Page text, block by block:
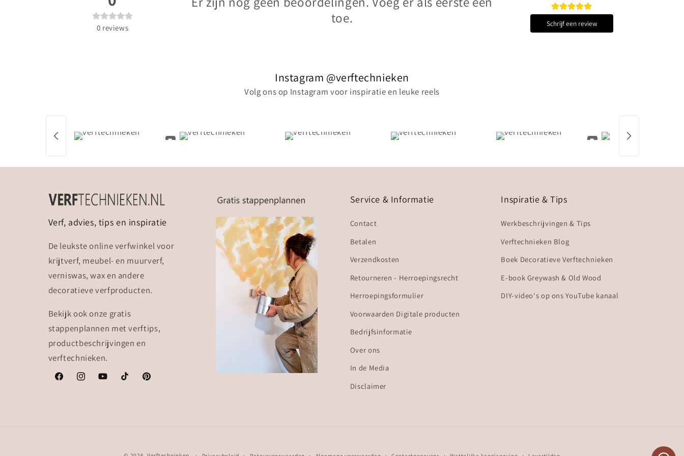
0 reviews
toe.
Schrijf een review
Instagram @verftechnieken
Volg ons op Instagram voor inspiratie en leuke reels
Verf, advies, tips en inspiratie
De leukste online verfwinkel voor
krijtverf, meubel- en muurverf,
verniswas, wax en andere
decoratieve verfproducten.
Bekijk ook onze gratis
stappenplannen met verftips,
productbeschrijvingen en
verftechnieken.
FacebookInstagramYouTubeTikTok Pinterest
Service & Informatie
Contact
Betalen
Verzendkosten
Retourneren - Herroepingsrecht
Herroepingsformulier
Voorwaarden Digitale producten
Bedrijfsinformatie
Over ons
In de Media
Disclaimer
Inspiratie & Tips
Werkbeschrijvingen & Tips
Verftechnieken Blog
Boek Decoratieve Verftechnieken
E-book Greywash & Old Wood
DIY-video's op ons YouTube kanaal